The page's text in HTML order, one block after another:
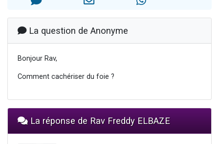
Ariel vient de donner son Maasser
La question de Anonyme
Bonjour Rav,
Comment cachériser du foie ?
La réponse de Rav Freddy ELBAZE